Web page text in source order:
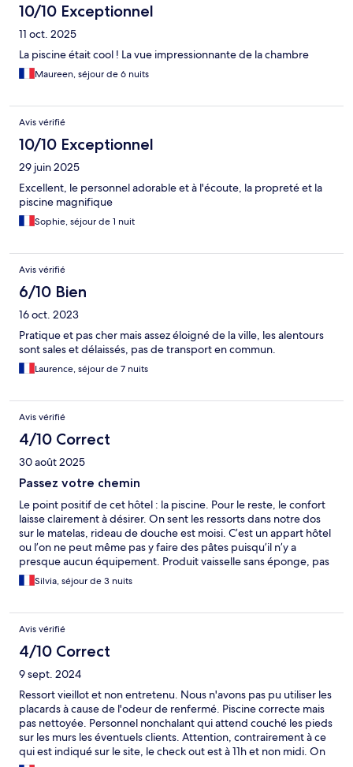
10/10 Exceptionnel
11 oct. 2025
La piscine était cool ! La vue impressionnante de la chambre
Maureen, séjour de 6 nuits
Avis vérifié
10/10 Exceptionnel
29 juin 2025
Excellent, le personnel adorable et à l'écoute, la propreté et la
piscine magnifique
Sophie, séjour de 1 nuit
Avis vérifié
6/10 Bien
16 oct. 2023
Pratique et pas cher mais assez éloigné de la ville, les alentours
sont sales et délaissés, pas de transport en commun.
Laurence, séjour de 7 nuits
Avis vérifié
4/10 Correct
30 août 2025
Passez votre chemin
Le point positif de cet hôtel : la piscine. Pour le reste, le confort
laisse clairement à désirer. On sent les ressorts dans notre dos
sur le matelas, rideau de douche est moisi. C’est un appart hôtel
ou l’on ne peut même pas y faire des pâtes puisqu’il n’y a
presque aucun équipement. Produit vaisselle sans éponge, pas
de torchon ni de gant pour sortir quelque chose du four. L’hôtel
n’est pas cher certes, mais rien que pour le confort du lit si j’avais
Silvia, séjour de 3 nuits
Avis vérifié
4/10 Correct
9 sept. 2024
Ressort vieillot et non entretenu. Nous n'avons pas pu utiliser les
placards à cause de l'odeur de renfermé. Piscine correcte mais
pas nettoyée. Personnel nonchalant qui attend couché les pieds
sur les murs les éventuels clients. Attention, contrairement à ce
qui est indiqué sur le site, le check out est à 11h et non midi. On